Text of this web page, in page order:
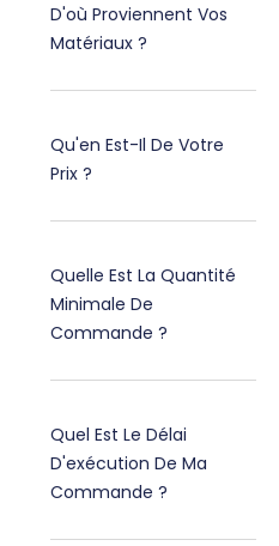
D'où Proviennent Vos
Matériaux ?
Qu'en Est-Il De Votre
Prix ?
Quelle Est La Quantité
Minimale De
Commande ?
Quel Est Le Délai
D'exécution De Ma
Commande ?